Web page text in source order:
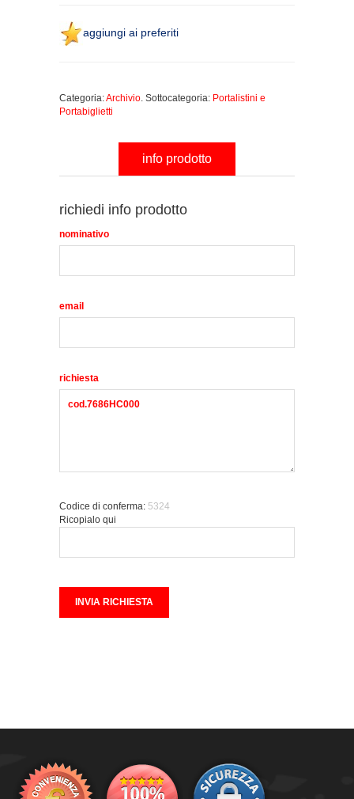
aggiungi ai preferiti
Categoria:Archivio . Sottocategoria: Portalistini e
Portabiglietti
info prodotto
richiedi info prodotto
nominativo
email
richiesta
Codice di conferma: 5324
Ricopialo qui